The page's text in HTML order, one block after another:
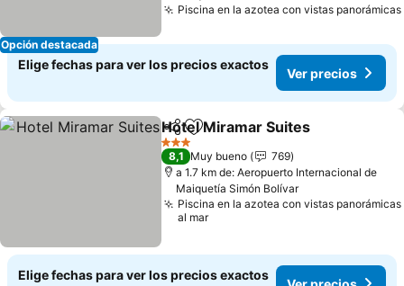
Opción destacada
Piscina en la azotea con vistas panorámicas
Elige fechas para ver los precios exactos
Ver precios
CompartirAgregar a favoritos
Hotel Miramar Suites
3 Estrellas
8,1 Muy bueno
769
a 1.7 km de: Aeropuerto Internacional de
Maiquetía Simón Bolívar
Piscina en la azotea con vistas panorámicas
al mar
Elige fechas para ver los precios exactos